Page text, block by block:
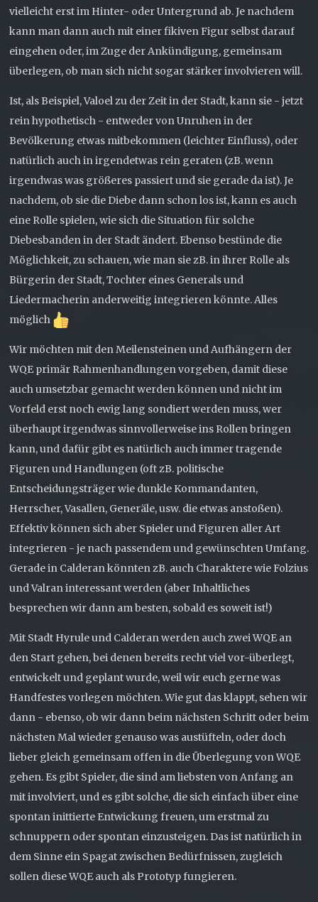
vielleicht erst im Hinter- oder Untergrund ab. Je nachdem
kann man dann auch mit einer fikiven Figur selbst darauf
eingehen oder, im Zuge der Ankündigung, gemeinsam
überlegen, ob man sich nicht sogar stärker involvieren will.
Ist, als Beispiel, Valoel zu der Zeit in der Stadt, kann sie - jetzt
rein hypothetisch - entweder von Unruhen in der
Bevölkerung etwas mitbekommen (leichter Einfluss), oder
natürlich auch in irgendetwas rein geraten (zB. wenn
irgendwas was größeres passiert und sie gerade da ist). Je
nachdem, ob sie die Diebe dann schon los ist, kann es auch
eine Rolle spielen, wie sich die Situation für solche
Diebesbanden in der Stadt ändert. Ebenso bestünde die
Möglichkeit, zu schauen, wie man sie zB. in ihrer Rolle als
Bürgerin der Stadt, Tochter eines Generals und
Liedermacherin anderweitig integrieren könnte. Alles
möglich
Wir möchten mit den Meilensteinen und Aufhängern der
WQE primär Rahmenhandlungen vorgeben, damit diese
auch umsetzbar gemacht werden können und nicht im
Vorfeld erst noch ewig lang sondiert werden muss, wer
überhaupt irgendwas sinnvollerweise ins Rollen bringen
kann, und dafür gibt es natürlich auch immer tragende
Figuren und Handlungen (oft zB. politische
Entscheidungsträger wie dunkle Kommandanten,
Herrscher, Vasallen, Generäle, usw. die etwas anstoßen).
Effektiv können sich aber Spieler und Figuren aller Art
integrieren - je nach passendem und gewünschten Umfang.
Gerade in Calderan könnten zB. auch Charaktere wie Folzius
und Valran interessant werden (aber Inhaltliches
besprechen wir dann am besten, sobald es soweit ist!)
Mit Stadt Hyrule und Calderan werden auch zwei WQE an
den Start gehen, bei denen bereits recht viel vor-überlegt,
entwickelt und geplant wurde, weil wir euch gerne was
Handfestes vorlegen möchten. Wie gut das klappt, sehen wir
dann - ebenso, ob wir dann beim nächsten Schritt oder beim
nächsten Mal wieder genauso was austüfteln, oder doch
lieber gleich gemeinsam offen in die Überlegung von WQE
gehen. Es gibt Spieler, die sind am liebsten von Anfang an
mit involviert, und es gibt solche, die sich einfach über eine
spontan inittierte Entwickung freuen, um erstmal zu
schnuppern oder spontan einzusteigen. Das ist natürlich in
dem Sinne ein Spagat zwischen Bedürfnissen, zugleich
sollen diese WQE auch als Prototyp fungieren.